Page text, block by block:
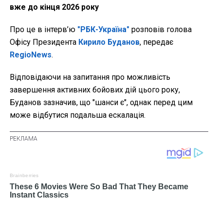
вже до кінця 2026 року
Про це в інтерв’ю "РБК-Україна" розповів голова
Офісу Президента Кирило Буданов, передає
RegioNews.
Відповідаючи на запитання про можливість
завершення активних бойових дій цього року,
Буданов зазначив, що "шанси є", однак перед цим
може відбутися подальша ескалація.